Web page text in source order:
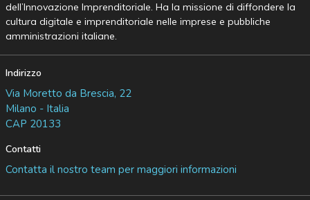
dell’Innovazione Imprenditoriale. Ha la missione di diffondere la
cultura digitale e imprenditoriale nelle imprese e pubbliche
amministrazioni italiane.
Indirizzo
Via Moretto da Brescia, 22
Milano - Italia
CAP 20133
Contatti
Contatta il nostro team per maggiori informazioni